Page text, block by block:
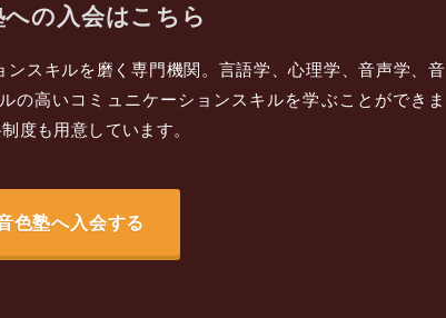
への入会はこちら
スキルを磨く専門機関。言語学、心理学、音声学、音
の高いコミュニケーションスキルを学ぶことができま
度も用意しています。
色塾へ入会する